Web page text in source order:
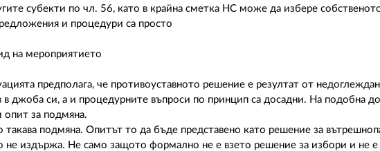
субекти по чл. 56, като в крайна сметка НС може да избере
и процедури са просто
на мероприятието
предполага, че противоуставното решение е резултат от
джоба си, а и процедурните въпроси по принцип са досадни. На подобна
опит за подмяна.
подмяна. Опитът то да бъде представено като решение за
издържа. Не само защото формално не е взето решение за избори и не е